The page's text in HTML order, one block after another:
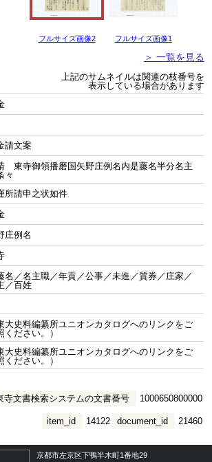
フルサイズ画像2 フルサイズ画像1
＞ 一覧を見る
上記のサムネイルは関連の枝番号を
表示している場合があります
請文案
東寺御領播磨国矢野庄例名内是藤名半分名主
々
所請申之状如件
庄例名
名／名主職／年貢／公事／未進／質券／庄家／
／百姓
大史料編纂所ユニオンカタログへのリンクをご
ください。）
大史料編纂所ユニオンカタログへのリンクをご
ください。）
寺文書検索システムの文書番号 1000650800000
document_id 21460
item_id 14122
京都市左京区下鴨半木町1番地29